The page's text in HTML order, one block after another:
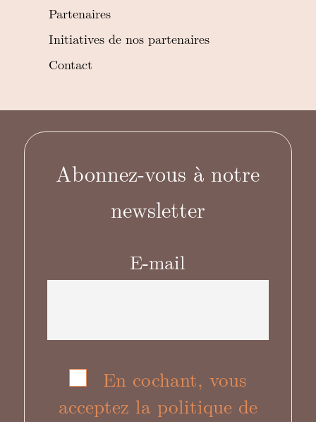
Partenaires
Initiatives de nos partenaires
Contact
Abonnez-vous à notre
newsletter
E-mail
En cochant, vous
acceptez la politique de